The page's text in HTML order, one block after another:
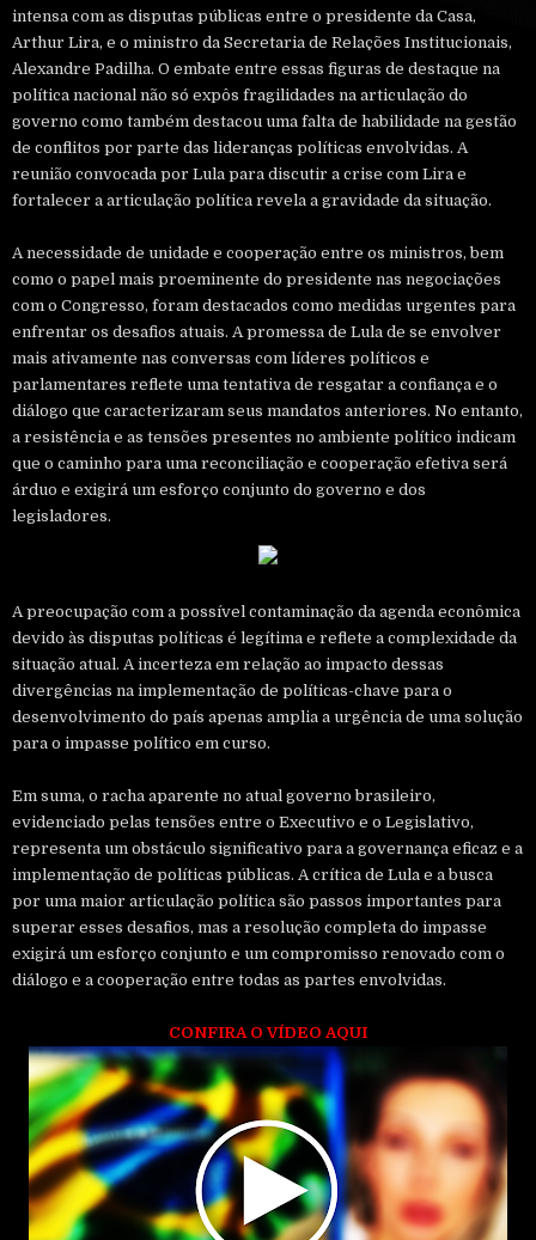
intensa com as disputas públicas entre o presidente da Casa,
Arthur Lira, e o ministro da Secretaria de Relações Institucionais,
Alexandre Padilha. O embate entre essas figuras de destaque na
política nacional não só expôs fragilidades na articulação do
governo como também destacou uma falta de habilidade na gestão
de conflitos por parte das lideranças políticas envolvidas. A
reunião convocada por Lula para discutir a crise com Lira e
fortalecer a articulação política revela a gravidade da situação.
A necessidade de unidade e cooperação entre os ministros, bem
como o papel mais proeminente do presidente nas negociações
com o Congresso, foram destacados como medidas urgentes para
enfrentar os desafios atuais. A promessa de Lula de se envolver
mais ativamente nas conversas com líderes políticos e
parlamentares reflete uma tentativa de resgatar a confiança e o
diálogo que caracterizaram seus mandatos anteriores. No entanto,
a resistência e as tensões presentes no ambiente político indicam
que o caminho para uma reconciliação e cooperação efetiva será
árduo e exigirá um esforço conjunto do governo e dos
legisladores.
A preocupação com a possível contaminação da agenda econômica
devido às disputas políticas é legítima e reflete a complexidade da
situação atual. A incerteza em relação ao impacto dessas
divergências na implementação de políticas-chave para o
desenvolvimento do país apenas amplia a urgência de uma solução
para o impasse político em curso.
Em suma, o racha aparente no atual governo brasileiro,
evidenciado pelas tensões entre o Executivo e o Legislativo,
representa um obstáculo significativo para a governança eficaz e a
implementação de políticas públicas. A crítica de Lula e a busca
por uma maior articulação política são passos importantes para
superar esses desafios, mas a resolução completa do impasse
exigirá um esforço conjunto e um compromisso renovado com o
diálogo e a cooperação entre todas as partes envolvidas.
CONFIRA O VÍDEO AQUI